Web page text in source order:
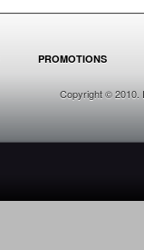
PROMOTIONS
Copyright © 2010.